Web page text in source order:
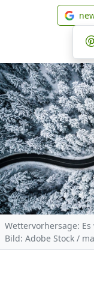
Wettervorhersage:
Bild: Adobe Stock /